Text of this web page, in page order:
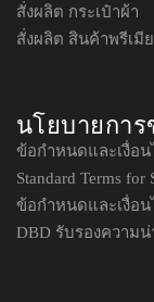
สั่งผลิต กระเป๋าผ้า
สั่งผลิต สินค้าพรีเมี
นโยบายการ
ข้อกำหนดและเงื่อน
Standard Terms for
ข้อกำหนดและเงื่อ
DBD รับรองความ